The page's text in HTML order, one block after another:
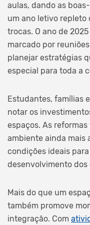
aulas, dando as
um ano letivo repleto
trocas. O ano de
marcado por
planejar estratégias
especial para toda a
Estudantes, famílias
notar os
espaços. As
ambiente ainda mais
condições ideais
desenvolvimento dos
Mais do que um
também promove
integração. Com